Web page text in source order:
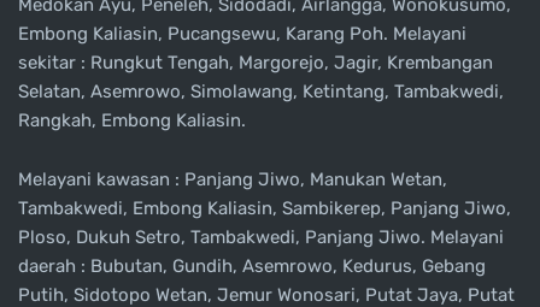
Embong Kaliasin, Pucangsewu, Karang Poh. Melayani
sekitar : Rungkut Tengah, Margorejo, Jagir, Krembangan
Selatan, Asemrowo, Simolawang, Ketintang, Tambakwedi,
Rangkah, Embong Kaliasin.
Melayani kawasan : Panjang Jiwo, Manukan Wetan,
Tambakwedi, Embong Kaliasin, Sambikerep, Panjang Jiwo,
Ploso, Dukuh Setro, Tambakwedi, Panjang Jiwo. Melayani
daerah : Bubutan, Gundih, Asemrowo, Kedurus, Gebang
Putih, Sidotopo Wetan, Jemur Wonosari, Putat Jaya, Putat